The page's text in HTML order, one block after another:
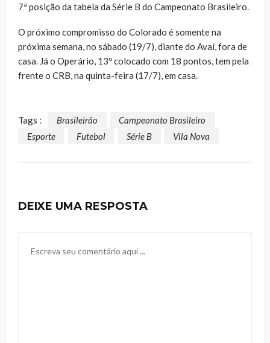
7ª posição da tabela da Série B do Campeonato Brasileiro.
O próximo compromisso do Colorado é somente na
próxima semana, no sábado (19/7), diante do Avaí, fora de
casa. Já o Operário, 13º colocado com 18 pontos, tem pela
frente o CRB, na quinta-feira (17/7), em casa.
Tags : Brasileirão
Campeonato Brasileiro
Esporte
Futebol Série B Vila Nova
DEIXE UMA RESPOSTA